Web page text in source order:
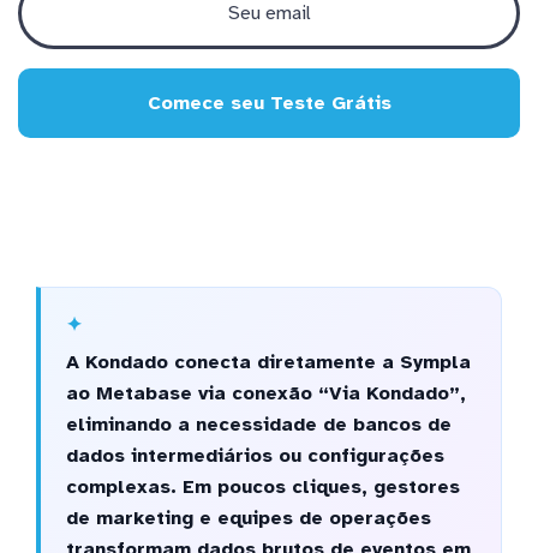
Comece seu Teste Grátis
A Kondado conecta diretamente a Sympla
ao Metabase via conexão “Via Kondado”,
eliminando a necessidade de bancos de
dados intermediários ou configurações
complexas. Em poucos cliques, gestores
de marketing e equipes de operações